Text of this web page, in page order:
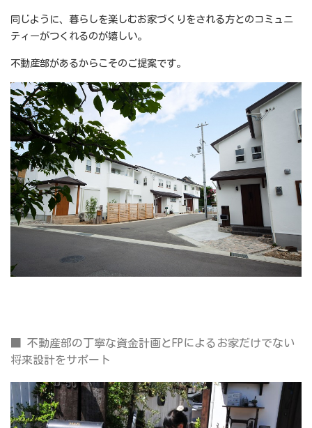
同じように、暮らしを楽しむお家づくりをされる方とのコミュニ
ティーがつくれるのが嬉しい。
不動産部があるからこそのご提案です。
不動産部の丁寧な資金計画とFPによるお家だけでない
将来設計をサポート